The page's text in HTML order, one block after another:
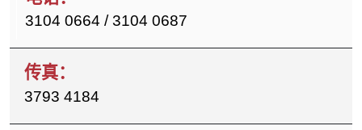
3104 0664 / 3104 0687
3793 4184